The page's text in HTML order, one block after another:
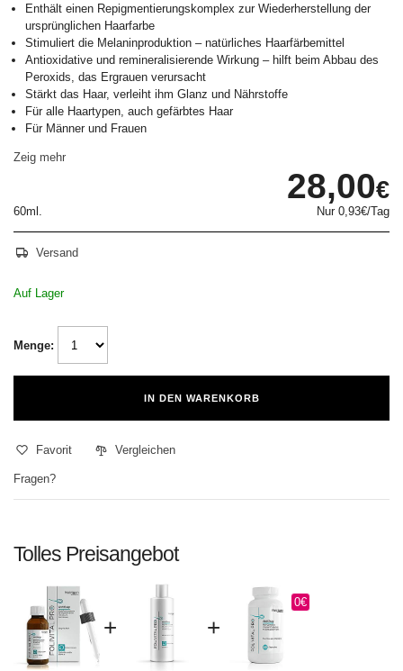
Enthält einen Repigmentierungskomplex zur Wiederherstellung der
ursprünglichen Haarfarbe
Stimuliert die Melaninproduktion – natürliches Haarfärbemittel
Antioxidative und remineralisierende Wirkung – hilft beim Abbau des
Peroxids, das Ergrauen verursacht
Stärkt das Haar, verleiht ihm Glanz und Nährstoffe
Für alle Haartypen, auch gefärbtes Haar
Für Männer und Frauen
Zeig mehr
60ml.
28,00€
Nur 0,93€/Tag
Versand
Auf Lager
Menge:
IN DEN WARENKORB
Favorit Vergleichen
Fragen?
Tolles Preisangebot
+ +
0€